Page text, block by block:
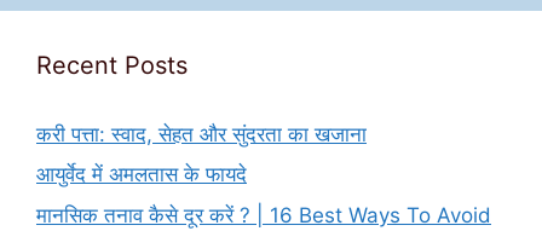
Recent Posts
करी पत्ता: स्वाद, सेहत और सुंदरता का खजाना
आयुर्वेद में अमलतास के फायदे
मानसिक तनाव कैसे दूर करें ? | 16 Best Ways To Avoid